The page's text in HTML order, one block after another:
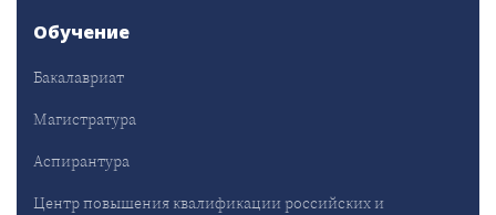
Обучение
Бакалавриат
Магистратура
Аспирантура
Центр повышения квалификации российских и